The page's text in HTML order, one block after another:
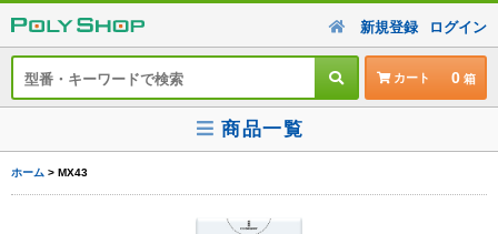
新規登録 ログイン
カート 0
商品一覧
ホーム > MX43